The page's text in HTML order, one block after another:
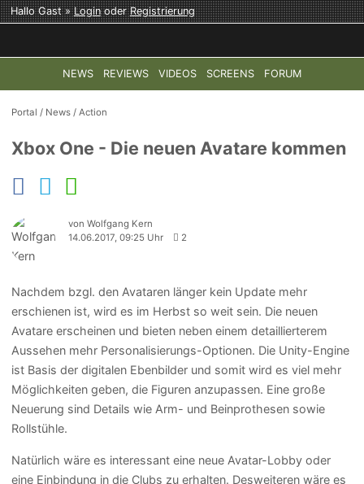
Hallo Gast »LoginoderRegistrierung
NEWS REVIEWS VIDEOS SCREENS FORUM
TOP-THEMEN: COD: MODERN WARFARE 4 HALO:
Portal / News /Action
Xbox One - Die neuen Avatare kommen
von Wolfgang Kern
14.06.2017, 09:25 Uhr
2
Nachdem bzgl. den Avataren länger kein Update mehr
erschienen ist, wird es im Herbst so weit sein. Die neuen
Avatare erscheinen und bieten neben einem detaillierterem
Aussehen mehr Personalisierungs-Optionen. Die Unity-Engine
ist Basis der digitalen Ebenbilder und somit wird es viel mehr
Möglichkeiten geben, die Figuren anzupassen. Eine große
Neuerung sind Details wie Arm- und Beinprothesen sowie
Rollstühle.
Natürlich wäre es interessant eine neue Avatar-Lobby oder
eine Einbindung in die Clubs zu erhalten. Desweiteren wäre es